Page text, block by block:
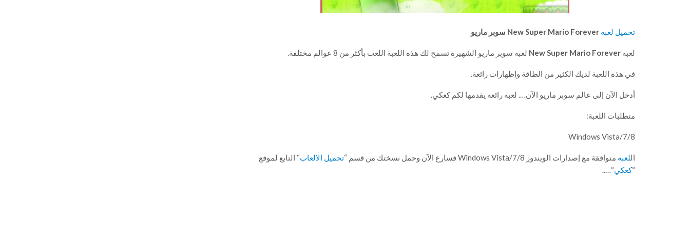
تحميل لعبه New Super Mario Forever سوبر ماريو
لعبه New Super Mario Forever لعبه سوبر ماريو الشهيرة تسمح لك هذه اللعبة اللعب بأكثر من 8 عوالم مختلفة.
في هذه اللعبة لديك الكثير من الطاقة وإظهارات رائعة.
أدخل الآن إلى عالم سوبر ماريو الآن…. لعبه رائعه يقدمها لكم كعكي.
متطلبات اللعبة:
Windows Vista/7/8
اللعبه متوافقة مع إصدارات الويندوز Windows Vista/7/8 فسارع الآن وحمل نسختك من قسم “ تحميل الالعاب“ التابع لموقع
“كعكي“…..